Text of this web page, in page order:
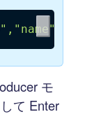
モ
て Enter